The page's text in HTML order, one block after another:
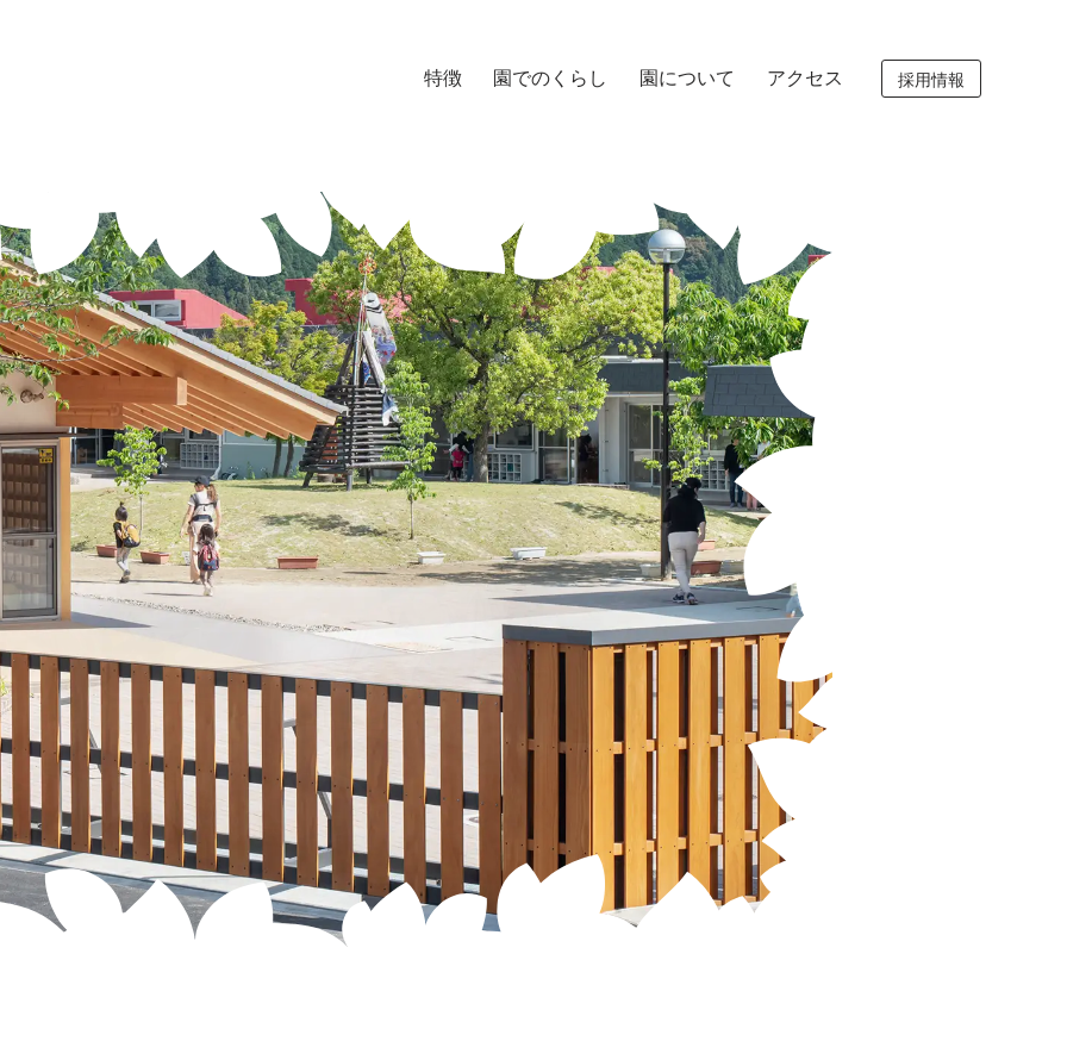
特徴 園でのくらし 園について アクセス 採用情報